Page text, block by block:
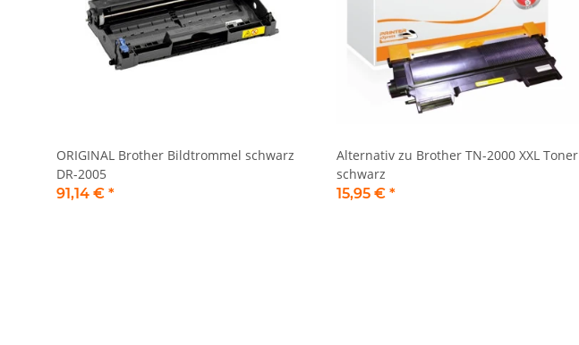
ORIGINAL Brother Bildtrommel schwarz
DR-2005
91,14 € *
Alternativ zu Brother TN-2000 XXL Toner
schwarz
15,95 € *